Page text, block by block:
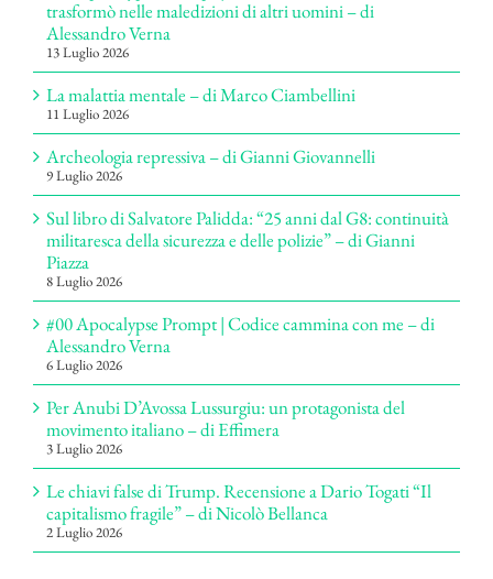
trasformò nelle maledizioni di altri uomini – di
Alessandro Verna
13 Luglio 2026
La malattia mentale – di Marco Ciambellini
11 Luglio 2026
Archeologia repressiva – di Gianni Giovannelli
9 Luglio 2026
Sul libro di Salvatore Palidda: “25 anni dal G8: continuità
militaresca della sicurezza e delle polizie” – di Gianni
Piazza
8 Luglio 2026
#00 Apocalypse Prompt | Codice cammina con me – di
Alessandro Verna
6 Luglio 2026
Per Anubi D’Avossa Lussurgiu: un protagonista del
movimento italiano – di Effimera
3 Luglio 2026
Le chiavi false di Trump. Recensione a Dario Togati “Il
capitalismo fragile” – di Nicolò Bellanca
2 Luglio 2026